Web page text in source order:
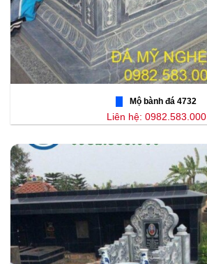
Mộ bành đá 4732
Liên hệ: 0982.583.000